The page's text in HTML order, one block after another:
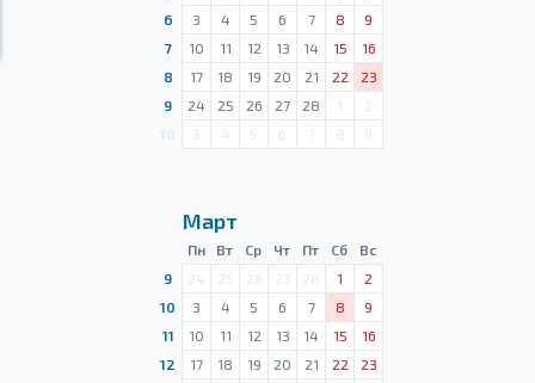
6
3 4 5 6 7 8
9
7
10 11 12 13 14 15
16
8
17 18 19 20 21 22
23
9
24 25 26 27 28 1
2
3 4 5 6 7 8 9
Март
Пн Вт Ср Чт Пт Сб
Вс
9
24 25 26 27 28 1
2
10
3 4 5 6 7 8
9
11
10 11 12 13 14 15
16
12
17 18 19 20 21 22
23